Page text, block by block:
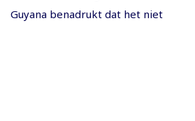
Guyana benadrukt dat het niet